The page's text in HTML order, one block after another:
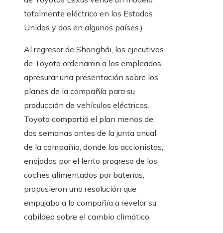
totalmente eléctrico en los Estados
Unidos y dos en algunos países.)
Al regresar de Shanghái, los ejecutivos
de Toyota ordenaron a los empleados
apresurar una presentación sobre los
planes de la compañía para su
producción de vehículos eléctricos.
Toyota compartió el plan menos de
dos semanas antes de la junta anual
de la compañía, donde los accionistas,
enojados por el lento progreso de los
coches alimentados por baterías,
propusieron una resolución que
empujaba a la compañía a revelar su
cabildeo sobre el cambio climático.